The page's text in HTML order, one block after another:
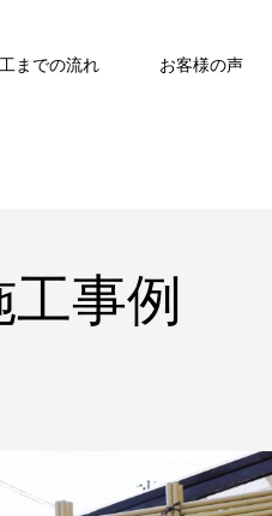
までの流れ お客様の声
事例